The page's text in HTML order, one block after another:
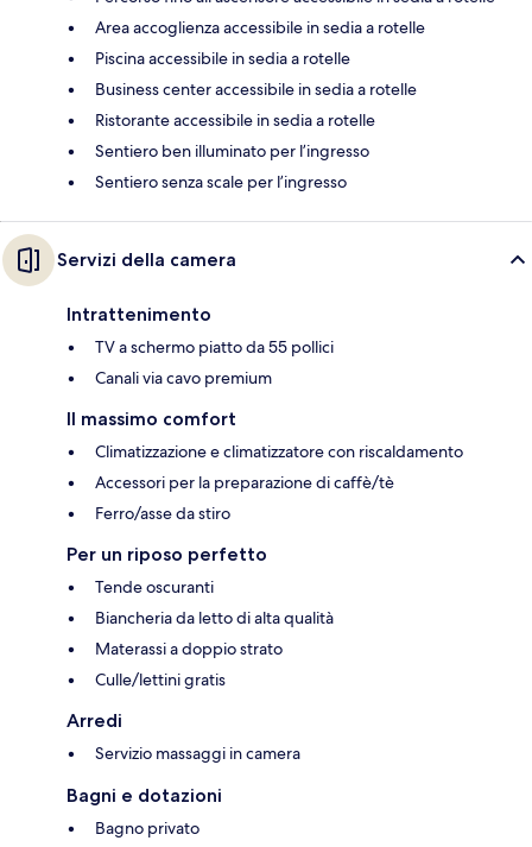
Area accoglienza accessibile in sedia a rotelle
Piscina accessibile in sedia a rotelle
Business center accessibile in sedia a rotelle
Ristorante accessibile in sedia a rotelle
Sentiero ben illuminato per l’ingresso
Sentiero senza scale per l’ingresso
Servizi della camera
Intrattenimento
TV a schermo piatto da 55 pollici
Canali via cavo premium
Il massimo comfort
Climatizzazione e climatizzatore con riscaldamento
Accessori per la preparazione di caffè/tè
Ferro/asse da stiro
Per un riposo perfetto
Tende oscuranti
Biancheria da letto di alta qualità
Materassi a doppio strato
Culle/lettini gratis
Arredi
Servizio massaggi in camera
Bagni e dotazioni
Bagno privato